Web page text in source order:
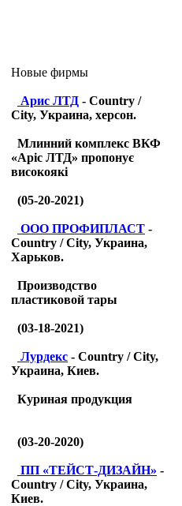
Новые фирмы
Арис ЛТД - Country /
City, Украина, херсон.
Млинний комплекс ВКФ
«Аріс ЛТД» пропонує
високоякі
(05-20-2021)
ООО ПРОФИПЛАСТ -
Country / City, Украина,
Харьков.
Производство
пластиковой тары
(03-18-2021)
Лурдекс - Country / City,
Украина, Киев.
Куриная продукция
(03-20-2020)
ПП «ТЕЙСТ-ДИЗАЙН» -
Country / City, Украина,
Киев.